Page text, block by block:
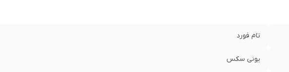
تام فورد
یونی سکس